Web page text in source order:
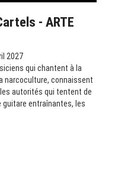
- ARTE
2027
qui chantent à la
narcoculture, connaissent
autorités qui tentent de
guitare entraînantes, les